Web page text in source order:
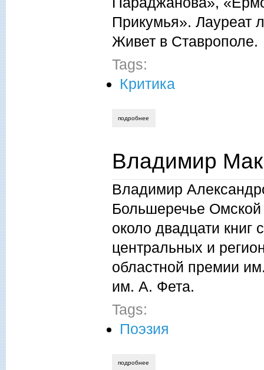
Прикумья». Лауреат
Живет в Ставрополе.
Tags:
Критика
подробнее
Владимир
Владимир
Большеречье
около двадцати книг
центральных и
областной премии
им. А. Фета.
Tags:
Поэзия
подробнее